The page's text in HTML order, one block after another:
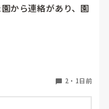
から連絡があり、園
すが、『園見学をご
んとのこと
了なのでしょうか？
2 ・ 1日前